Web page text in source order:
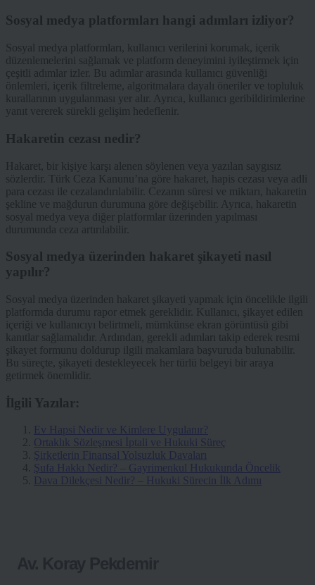
Sosyal medya platformları hangi adımları izliyor?
Sosyal medya platformları, kullanıcı verilerini korumak, içerik
düzenlemelerini sağlamak ve platform deneyimini iyileştirmek için
çeşitli adımlar izler. Bu adımlar arasında kullanıcı güvenliği
önlemleri, içerik filtreleme, algoritmalara dayalı öneriler ve topluluk
kurallarının uygulanması yer alır. Ayrıca, kullanıcı geribildirimlerine
yanıt vererek sürekli gelişim hedeflenir.
Hakaretin cezası nedir?
Hakaret, bir kişiye karşı alenen söylenen veya yazılan saygısız
sözlerdir. Türk Ceza Kanunu’na göre hakaret, hapis cezası veya adli
para cezası ile cezalandırılabilir. Cezanın süresi ve miktarı, hakaretin
şekline ve mağdurun durumuna göre değişebilir. Ayrıca, hakaretin
sosyal medya veya diğer platformlar üzerinden yapılması
durumunda ceza artırılabilir.
Sosyal medya üzerinden hakaret şikayeti nasıl
yapılır?
Sosyal medya üzerinden hakaret şikayeti yapmak için öncelikle ilgili
platformda durumu rapor etmek gereklidir. Kullanıcı, şikayet edilen
içeriği ve kullanıcıyı belirtmeli, mümkünse ekran görüntüsü gibi
kanıtlar sağlamalıdır. Ardından, gerekli adımları takip ederek resmi
şikayet formunu doldurup ilgili makamlara başvuruda bulunabilir.
Bu süreçte, şikayeti destekleyecek her türlü belgeyi bir araya
getirmek önemlidir.
İlgili Yazılar:
Ev Hapsi Nedir ve Kimlere Uygulanır?
Ortaklık Sözleşmesi İptali ve Hukuki Süreç
Şirketlerin Finansal Yolsuzluk Davaları
Şufa Hakkı Nedir? – Gayrimenkul Hukukunda Öncelik
Dava Dilekçesi Nedir? – Hukuki Sürecin İlk Adımı